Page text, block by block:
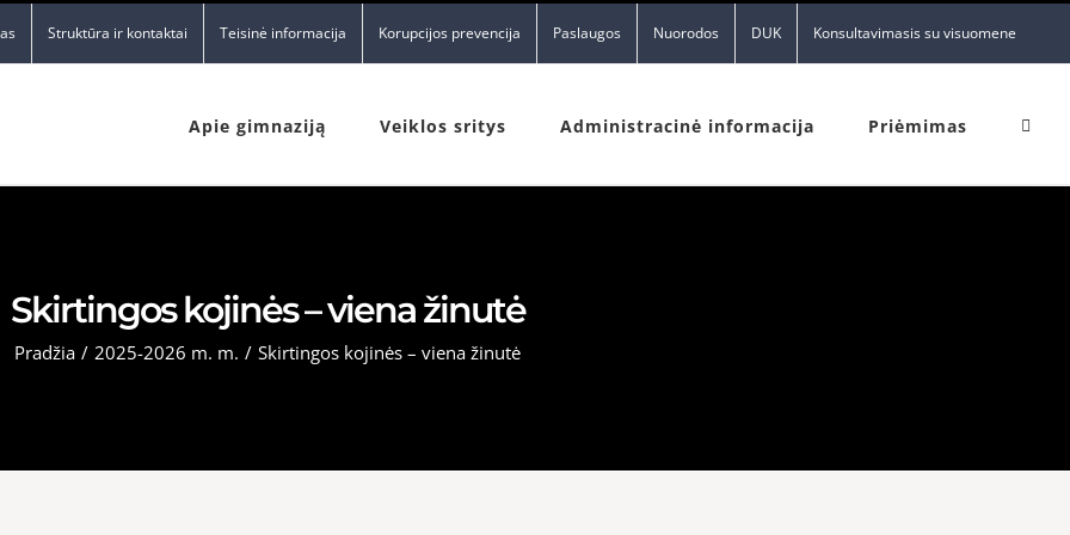
Struktūra ir kontaktai Teisinė informacija Korupcijos prevencija Paslaugos Nuorodos DUK Konsultavimasis su visuomene
Apie gimnaziją Veiklos sritys Administracinė informacija Priėmimas
Skirtingos kojinės – viena žinutė
Pradžia / 2025-2026 m. m. / Skirtingos kojinės – viena žinutė